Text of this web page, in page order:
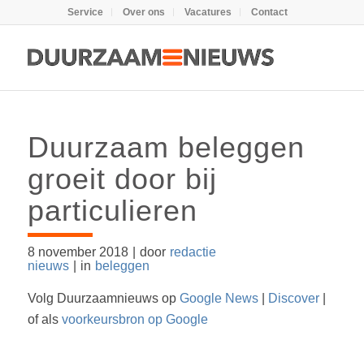
Service Over ons Vacatures Contact
Duurzaam beleggen
groeit door bij
particulieren
8 november 2018 door redactie
nieuws
in beleggen
Volg Duurzaamnieuws op Google News| Discover|
of als voorkeursbron op Google